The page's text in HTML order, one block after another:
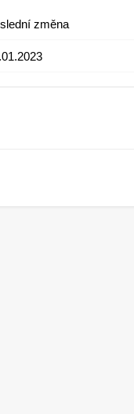
změna